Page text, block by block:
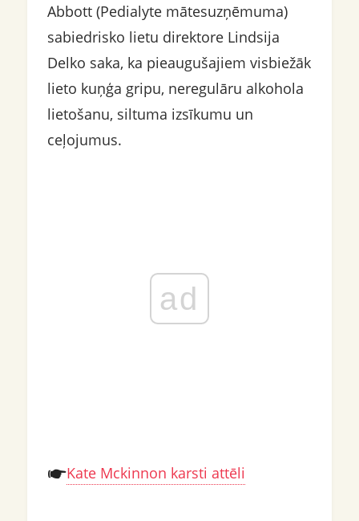
Abbott (Pedialyte mātesuzņēmuma)
sabiedrisko lietu direktore Lindsija
Delko saka, ka pieaugušajiem visbiežāk
lieto kuņģa gripu, neregulāru alkohola
lietošanu, siltuma izsīkumu un
ceļojumus.
ad
Kate Mckinnon karsti attēli